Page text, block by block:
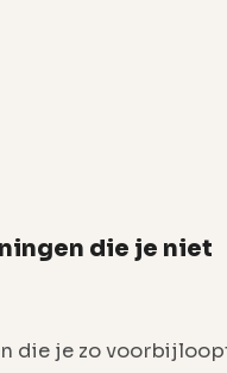
die je niet
die je zo